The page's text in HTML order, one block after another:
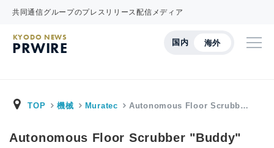
共同通信グループのプレスリリース配信メディア
国内 海外
KYODO NEWS
PRWIRE
TOP 機械 Muratec Autonomous Floor Scrubb…
Autonomous Floor Scrubber "Buddy"